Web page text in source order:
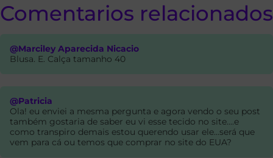
Comentarios relacionados
@Marciley Aparecida Nicacio
Blusa. E. Calça tamanho 40
@Patricia
Ola! eu enviei a mesma pergunta e agora vendo o seu post
também gostaria de saber eu vi esse tecido no site....e
como transpiro demais estou querendo usar ele...será que
vem para cá ou temos que comprar no site do EUA?